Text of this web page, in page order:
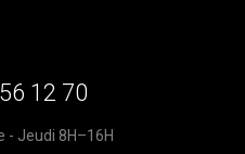
12 70
- Jeudi 8H–16H